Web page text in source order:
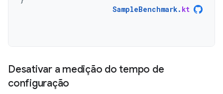
SampleBenchmark. kt
Desativar a medição do tempo de
configuração